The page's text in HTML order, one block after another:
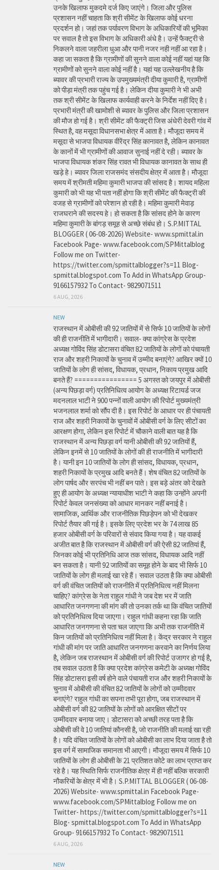
उनके खिलाफ मुकदमे दर्ज किए जाएंगे। जिला और पुलिस
प्रशासन नहीं चाहता कि श्री सीमेंट के खिलाफ कोई धरना
प्रदर्शन हो। जहां तक पर्यावरण विभाग के अधिकारियों की भूमिका
पर सवाल है तो इस विभाग के अधिकारी अंधे है। उन्हें फैक्ट्री से
निकलने वाला जहरीला धुआ और पानी नजर नही नहीं आ रहा है।
कहा जा सकता है कि ग्रामीणों की सुनने वाला कोई नहीं यहां यह कि
ग्रामीणों को सुनने वाला कोई नहीं है। यहां यह उल्लेखनीय है कि
ब्यावर की प्रभारी राज्य के उपमुख्यमंत्री दीया कुमारी है, ग्रामीणों
को पीड़ा मंत्री तक पहुंच गई है। लेकिन दीया कुमारी ने भी अभी
तक श्री सीमेंट के खिलाफ कार्यवाही करने के निर्देश नहीं दिए है।
प्रभारी मंत्री की खामोशी से ब्यावर के पुलिस और जिला प्रशासन
की मौज हो गई है। श्री सीमेंट की फैक्ट्री जिस अंधेरी देवरी गांव में
स्थित है, वह मसूदा विधानसभा क्षेत्र में आता है। मौजूदा समय में
मसूदा से भाजपा विधायक वीरेंद्र सिंह कानावत है, लेकिन कानावत
के कानों में भी ग्रामीणों की आवाज सुनाई नहीं दे रही। ब्यावर के
भाजपा विधायक शंकर सिंह रावत भी विधायक कानावत के साथ ही
खड़े हे। ब्यावर जिला राजसमंद संसदीय क्षेत्र में आता है। मौजूदा
समय में श्रीमती महिमा कुमारी भाजपा की सांसद है। शायद महिला
कुमारी को भी यह भी पता नहीं होगा कि श्री सीमेंट की फैक्ट्री की
वजह से ग्रामीणों को परेशान हो रही है। महिमा कुमारी मेवाड़
राजघराने की सदस्य हे। हो सकता है कि सांसद होने के कारण
महिमा कुमारी के बांगड़ समूह से अच्छे संबंध हो। S.P.MITTAL
BLOGGER ( 06-08-2026) Website- www.spmittal.in
Facebook Page- www.facebook.com/SPMittalblog
Follow me on Twitter-
https://twitter.com/spmittalblogger?s=11 Blog-
spmittal.blogspot.com To Add in WhatsApp Group-
9166157932 To Contact- 9829071511
6 AUG, 2026
NEW
राजस्थान में ओबीसी की 92 जातियों में से सिर्फ 10 जातियों के लोगों
की ही राजनीति में भागीदारी। सवाल- क्या कांग्रेस के प्रदेश
अध्यक्ष गोविंद सिंह डोटासरा वंचित 82 जातियों के लोगों को पंचायती
राज और शहरी निकायों के चुनाव में उम्मीद बनाएंगे? आखिर क्यों 10
जातियों के लोग ही सांसद, विधायक, प्रधान, निकाय प्रमुख आदि
बनते हैं? ================ 5 अगस्त को जयपुर में ओबीसी
(अन्य पिछड़ा वर्ग) प्रतिनिधित्व आयोग के अध्यक्ष रिटायर्ड जज
मदनलाल भाटी ने 900 पन्नों वाली आयोग की रिपोर्ट मुख्यमंत्री
भजनलाल शर्मा को सौंप दी है। इस रिपोर्ट के आधार पर ही पंचायती
राज और शहरी निकायों के चुनावों में ओबीसी वर्ग के लिए सीटों का
आरक्षण होगा, लेकिन इस रिपोर्ट में चौकाने वाली बात यह है कि
राजस्थान में अन्य पिछड़ा वर्ग यानी ओबीसी की 92 जातियों हैं,
लेकिन इनमें से 10 जातियों के लोगों की ही राजनीति में भागीदारी
है। यानी इन 10 जातियों के लोग ही सांसद, विधायक, प्रधान,
शहरी निकायों के प्रमुख आदि बनते हैं। शेष वंचित 82 जातियों के
लोग पार्षद और सरपंच भी नहीं बन पाते। इस बड़े अंतर को देखते
हुए ही आयोग के अध्यक्ष न्यायाधीश भाटी ने कहा कि उन्होंने अपनी
रिपोर्ट केवल जनसंख्या को आधार मानकर नहीं बनाई है।
सामाजिक, आर्थिक और राजनीतिक पिछड़ेपन को भी देखकर
रिपोर्ट तैयार की गई है। इसके लिए प्रदेश भर के 74 लाख 85
हजार ओबीसी वर्ग के परिवारों से संवाद किया गया है। यह वाकई
अजीत बात है कि राजस्थान में ओबीसी वर्ग की ऐसी 82 जातियां हैं,
जिनका कोई भी प्रतिनिधि आज तक सांसद, विधायक आदि नहीं
बन सकता है। यानी 92 जातियों का समूह होने के बाद भी सिर्फ 10
जातियों के लोग ही मलाई खा रहे हैं। सवाल उठता है कि क्या ओबीसी
वर्ग की वंचित जातियों को राजनीति में प्रतिनिधित्व नहीं मिलना
चाहिए? कांग्रेस के नेता राहुल गांधी ने जब देश भर में जाति
आधारित जनगणना की मांग की तो उनका तर्क था कि वंचित जातियों
को प्रतिनिधित्व दिया जाएगा। राहुल गांधी कहना रहा कि जाति
आधारित जनगणना से पता चल जाएगा कि अभी तक राजनीति में
किन जातियों को प्रतिनिधित्व नहीं मिला है। केंद्र सरकार ने राहुल
गांधी की मांग पर जाति आधारित जनगणना करवाने का निर्णय लिया
है, लेकिन जब राजस्थान में ओबीसी वर्ग की रिपोर्ट उजागर हो गई है,
तब सवाल उठता है कि क्या प्रदेश कांग्रेस कमेटी के अध्यक्ष गोविंद
सिंह डोटासरा इसी वर्ष होने वाले पंचायती राज और शहरी निकायों के
चुनाव में ओबीसी की वंचित 82 जातियों के लोगों को उम्मीदवार
बनाएंगे? राहुल गांधी का सपना तभी पूरा होगा, जब राजस्थान में
ओबीसी वर्ग की 82 जातियों के लोगों को आरक्षित सीटों पर
उम्मीदवार बनाया जाए। डोटासरा को अच्छी तरह पता है कि
ओबीसी की वे 10 जातियां कौनसी है, जो राजनीति की मलाई खा रही
है। यदि वंचित जातियों के लोगों को ओबीसी का लाभ दिया जाता है तो
इस वर्ग में सामाजिक समानता भी आएगी। मौजूदा समय में सिर्फ 10
जातियों के लोग ही ओबीसी के 21 प्रतिशत कोटे का लाभ प्राप्त कर
रहे है। यह स्थिति सिर्फ राजनीतिक क्षेत्र में ही नहीं बल्कि सरकारी
नौकरियों के क्षेत्र में भी है। S.P.MITTAL BLOGGER ( 06-08-
2026) Website- www.spmittal.in Facebook Page-
www.facebook.com/SPMittalblog Follow me on
Twitter- https://twitter.com/spmittalblogger?s=11
Blog- spmittal.blogspot.com To Add in WhatsApp
Group- 9166157932 To Contact- 9829071511
6 AUG, 2026
NEW